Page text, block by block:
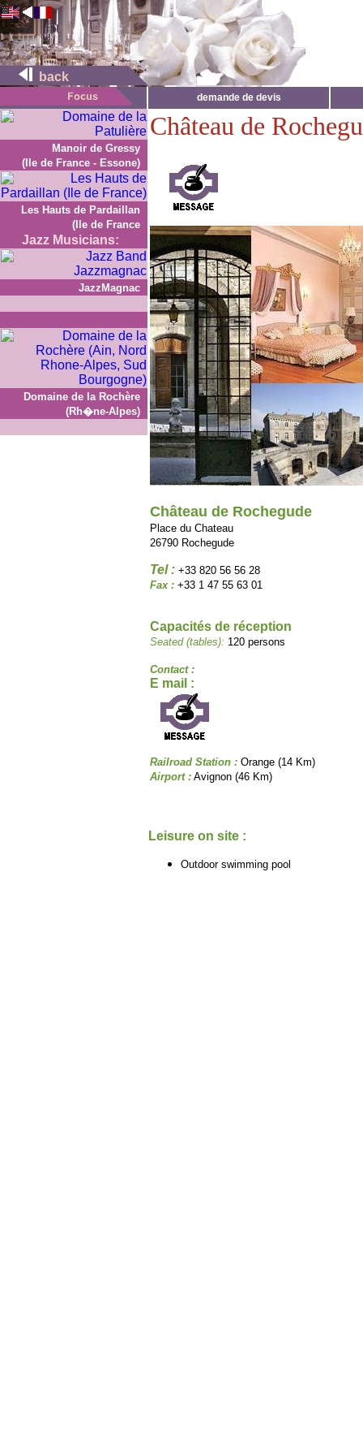
back
demande de devis
Manoir de Gressy
(Ile de France - Essone)
Les Hauts de Pardaillan
(Ile de France
Jazz Musicians:
JazzMagnac
Domaine de la Rochère
(Rh�ne-Alpes)
Château de
Château de Rochegude
Place du Chateau
26790 Rochegude
Tel : +33 820 56 56 28
Fax : +33 1 47 55 63 01
Capacités de réception
Seated (tables): 120 persons
Contact :
E mail :
Railroad Station : Orange (14 Km)
Airport : Avignon (46 Km)
Leisure on site :
Outdoor swimming pool